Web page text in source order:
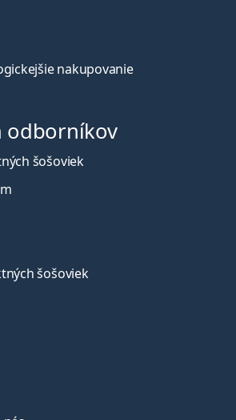
nakupovanie
odborníkov
šošoviek
šošoviek